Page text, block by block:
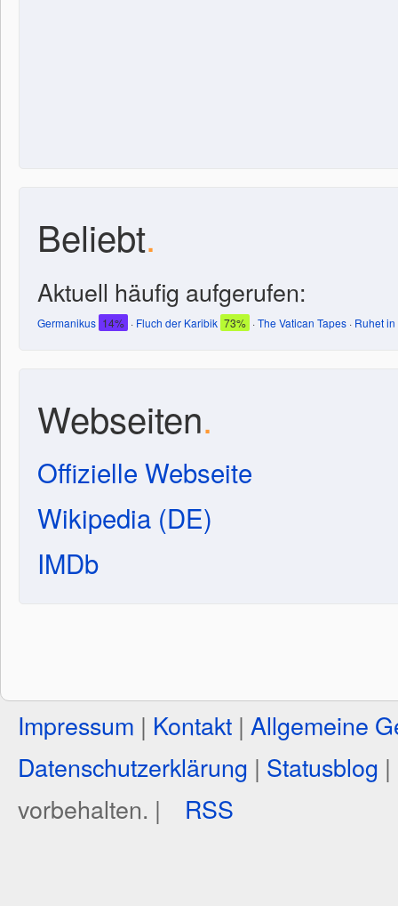
Beliebt.
Aktuell häufig aufgerufen:
Germanikus 14% · Fluch der Karibik 73% ·The Vatican Tapes · Ruhet
Webseiten.
Offizielle Webseite
Wikipedia (DE)
IMDb
Impressum | Kontakt | Allgemeine
Datenschutzerklärung | Statusblog |
vorbehalten. |
RSS